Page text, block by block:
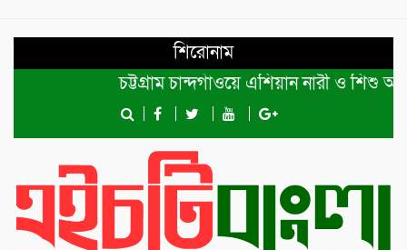
শিরোনাম
চট্টগ্রাম চান্দগাঁওয়ে এশিয়ান নারী ও শিশু